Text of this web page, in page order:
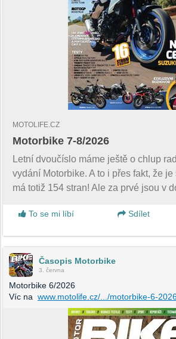
MOTOLIFE.CZ
Motorbike 7-8/2026
Letní dvoučíslo máme ještě o chlup
vydání Motorbike. A to i přes fakt, že
má totiž 154 stran! Ale za prvé jsou v
To se mi líbí
Sdílet
Časopis Motorbike
3. června
Motorbike 6/2026
Víc na www.motolife.cz/.../motorbike-6-